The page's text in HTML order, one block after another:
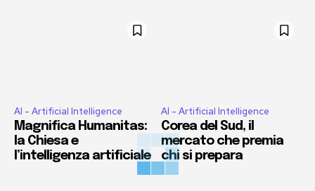
AI - Artificial Intelligence
Magnifica Humanitas:
la Chiesa e
l’intelligenza artificiale
AI - Artificial Intelligence
Corea del Sud, il
mercato che premia
chi si prepara